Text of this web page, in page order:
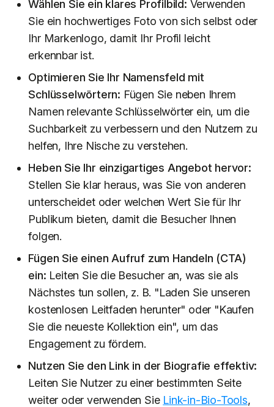
Wählen Sie ein klares Profilbild: Verwenden
Sie ein hochwertiges Foto von sich selbst oder
Ihr Markenlogo, damit Ihr Profil leicht
erkennbar ist.
Optimieren Sie Ihr Namensfeld mit
Schlüsselwörtern: Fügen Sie neben Ihrem
Namen relevante Schlüsselwörter ein, um die
Suchbarkeit zu verbessern und den Nutzern zu
helfen, Ihre Nische zu verstehen.
Heben Sie Ihr einzigartiges Angebot hervor:
Stellen Sie klar heraus, was Sie von anderen
unterscheidet oder welchen Wert Sie für Ihr
Publikum bieten, damit die Besucher Ihnen
folgen.
Fügen Sie einen Aufruf zum Handeln (CTA)
ein: Leiten Sie die Besucher an, was sie als
Nächstes tun sollen, z. B. "Laden Sie unseren
kostenlosen Leitfaden herunter" oder "Kaufen
Sie die neueste Kollektion ein", um das
Engagement zu fördern.
Nutzen Sie den Link in der Biografie effektiv:
Leiten Sie Nutzer zu einer bestimmten Seite
weiter oder verwenden Sie Link-in-Bio-Tools,